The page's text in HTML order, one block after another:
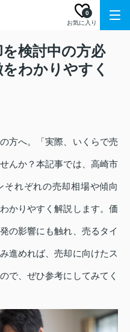
お気に入り
0
検討中の方必
わかりやすく
方へ。「実際、いくらで売
んか？本記事では、高崎市
れぞれの売却相場や傾向
かりやすく解説します。価
の影響にも触れ、売るタイ
進めれば、売却に向けたス
で、ぜひ参考にしてみてく